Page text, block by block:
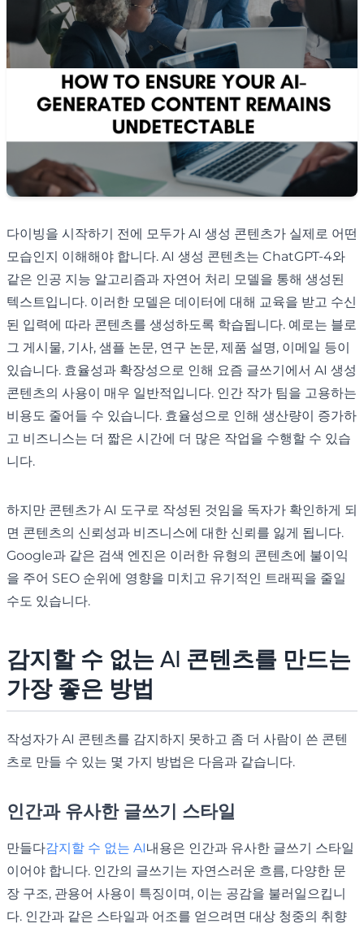
다이빙을 시작하기 전에 모두가 AI 생성 콘텐츠가 실제로 어떤
모습인지 이해해야 합니다. AI 생성 콘텐츠는 ChatGPT-4와
같은 인공 지능 알고리즘과 자연어 처리 모델을 통해 생성된
텍스트입니다. 이러한 모델은 데이터에 대해 교육을 받고 수신
된 입력에 따라 콘텐츠를 생성하도록 학습됩니다. 예로는 블로
그 게시물, 기사, 샘플 논문, 연구 논문, 제품 설명, 이메일 등이
있습니다. 효율성과 확장성으로 인해 요즘 글쓰기에서 AI 생성
콘텐츠의 사용이 매우 일반적입니다. 인간 작가 팀을 고용하는
비용도 줄어들 수 있습니다. 효율성으로 인해 생산량이 증가하
고 비즈니스는 더 짧은 시간에 더 많은 작업을 수행할 수 있습
니다.
하지만 콘텐츠가 AI 도구로 작성된 것임을 독자가 확인하게 되
면 콘텐츠의 신뢰성과 비즈니스에 대한 신뢰를 잃게 됩니다.
Google과 같은 검색 엔진은 이러한 유형의 콘텐츠에 불이익
을 주어 SEO 순위에 영향을 미치고 유기적인 트래픽을 줄일
수도 있습니다.
감지할 수 없는 AI 콘텐츠를 만드는
가장 좋은 방법
작성자가 AI 콘텐츠를 감지하지 못하고 좀 더 사람이 쓴 콘텐
츠로 만들 수 있는 몇 가지 방법은 다음과 같습니다.
인간과 유사한 글쓰기 스타일
만들다감지할 수 없는 AI내용은 인간과 유사한 글쓰기 스타일
이어야 합니다. 인간의 글쓰기는 자연스러운 흐름, 다양한 문
장 구조, 관용어 사용이 특징이며, 이는 공감을 불러일으킵니
다. 인간과 같은 스타일과 어조를 얻으려면 대상 청중의 취향